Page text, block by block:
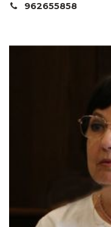
962655858